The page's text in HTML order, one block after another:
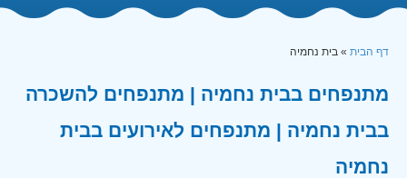
דף הבית » בית נחמיה
מתנפחים בבית נחמיה | מתנפחים להשכרה
בבית נחמיה | מתנפחים לאירועים בבית
נחמיה